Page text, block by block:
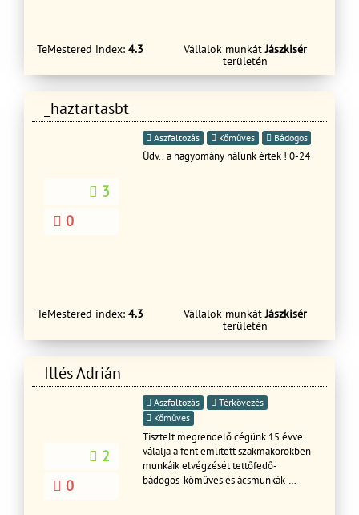
TeMestered index: 4.3 Vállalok munkátJászkisér
területén
_haztartasbt
3
0
Aszfaltozás Kőműves Bádogos
Üdv.. a hagyomány nálunk értek ! 0-24
TeMestered index: 4.3 Vállalok munkátJászkisér
területén
Illés Adrián
2
0
Aszfaltozás
Térkövezés
Kőműves
Tisztelt megrendelő cégünk 15 évve
válalja a fent emlitett szakmakörökben
munkáik elvégzését tettőfedő-
bádogos-kőműves és ácsmunkák-